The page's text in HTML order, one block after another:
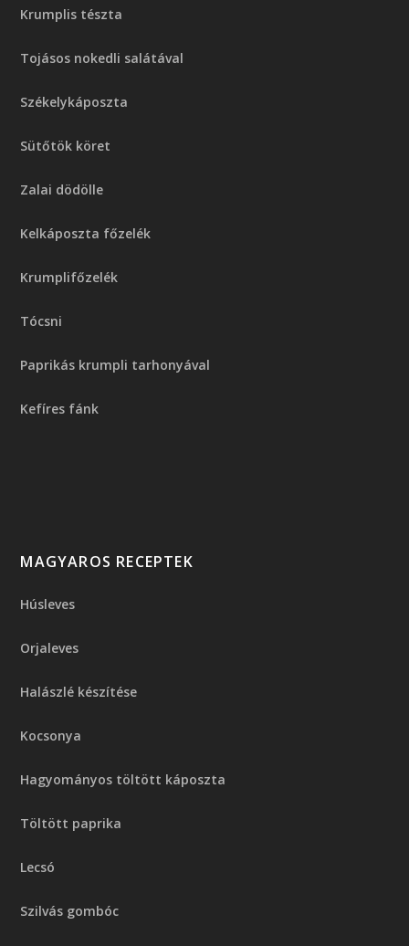
Krumplis tészta
Tojásos nokedli salátával
Székelykáposzta
Sütőtök köret
Zalai dödölle
Kelkáposzta főzelék
Krumplifőzelék
Tócsni
Paprikás krumpli tarhonyával
Kefíres fánk
MAGYAROS RECEPTEK
Húsleves
Orjaleves
Halászlé készítése
Kocsonya
Hagyományos töltött káposzta
Töltött paprika
Lecsó
Szilvás gombóc